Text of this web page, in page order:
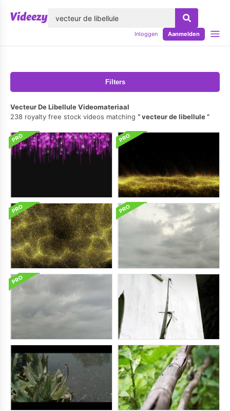
Inloggen Aanmelden
Filters
Vecteur De Libellule Videomateriaal
238 royalty free stock videos matching
vecteur de libellule